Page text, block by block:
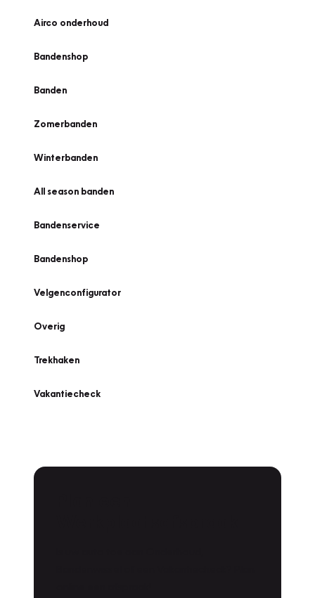
Airco onderhoud
Bandenshop
Banden
Zomerbanden
Winterbanden
All season banden
Bandenservice
Bandenshop
Velgenconfigurator
Overig
Trekhaken
Vakantiecheck